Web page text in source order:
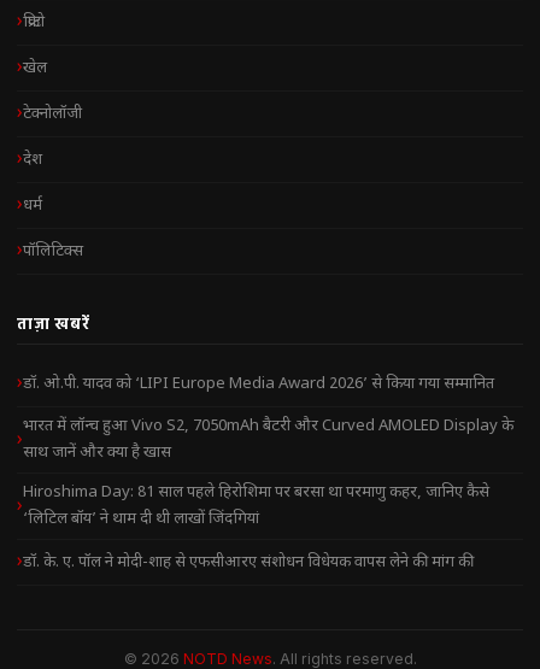
क्रिप्टो
खेल
टेक्नोलॉजी
देश
धर्म
पॉलिटिक्स
ताज़ा खबरें
डॉ. ओ.पी. यादव को ‘LIPI Europe Media Award 2026’ से किया गया सम्मानित
भारत में लॉन्च हुआ Vivo S2, 7050mAh बैटरी और Curved AMOLED Display के
साथ जानें और क्या है खास
Hiroshima Day: 81 साल पहले हिरोशिमा पर बरसा था परमाणु कहर, जानिए कैसे
‘लिटिल बॉय’ ने थाम दी थी लाखों जिंदगियां
डॉ. के. ए. पॉल ने मोदी-शाह से एफसीआरए संशोधन विधेयक वापस लेने की मांग की
© 2026 NOTD News. All rights reserved.